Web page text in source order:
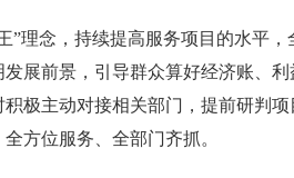
”理念，持续提高服务项目的水平
展前景，引导群众算好经济账、
极主动对接相关部门，提前研判
方位服务、全部门齐抓。